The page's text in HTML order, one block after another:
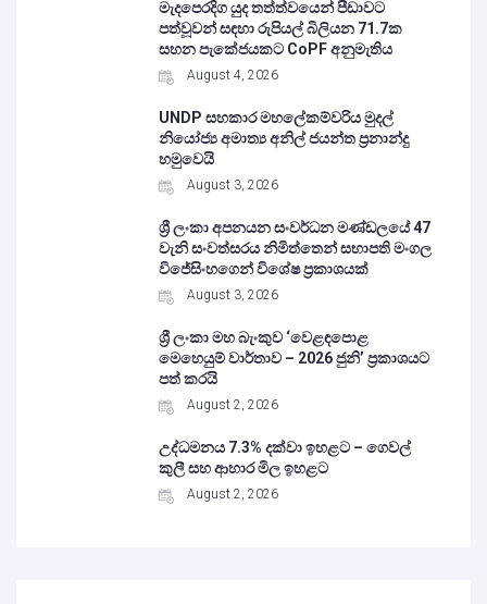
මැදපෙරදිග යුද තත්ත්වයෙන් පීඩාවට
පත්වූවන් සඳහා රුපියල් බිලියන 71.7ක
සහන පැකේජයකට CoPF අනුමැතිය
August 4, 2026
UNDP සහකාර මහලේකම්වරිය මුදල්
නියෝජ්‍ය අමාත්‍ය අනිල් ජයන්ත ප්‍රනාන්දු
හමුවෙයි
August 3, 2026
ශ්‍රී ලංකා අපනයන සංවර්ධන මණ්ඩලයේ 47
වැනි සංවත්සරය නිමිත්තෙන් සභාපති මංගල
විජේසිංහගෙන් විශේෂ ප්‍රකාශයක්
August 3, 2026
ශ්‍රී ලංකා මහ බැංකුව ‘වෙළඳපොළ
මෙහෙයුම් වාර්තාව – 2026 ජුනි’ ප්‍රකාශයට
පත් කරයි
August 2, 2026
උද්ධමනය 7.3% දක්වා ඉහළට – ගෙවල්
කුලී සහ ආහාර මිල ඉහළට
August 2, 2026